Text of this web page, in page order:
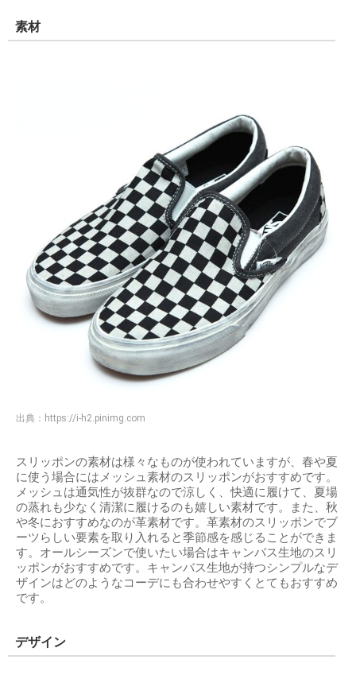
素材
出典： https://i-h2.pinimg.com
スリッポンの素材は様々なものが使われていますが、春や夏
に使う場合にはメッシュ素材のスリッポンがおすすめです。
メッシュは通気性が抜群なので涼しく、快適に履けて、夏場
の蒸れも少なく清潔に履けるのも嬉しい素材です。また、秋
や冬におすすめなのが革素材です。革素材のスリッポンでブ
ーツらしい要素を取り入れると季節感を感じることができま
す。オールシーズンで使いたい場合はキャンバス生地のスリ
ッポンがおすすめです。キャンバス生地が持つシンプルなデ
ザインはどのようなコーデにも合わせやすくとてもおすすめ
です。
デザイン